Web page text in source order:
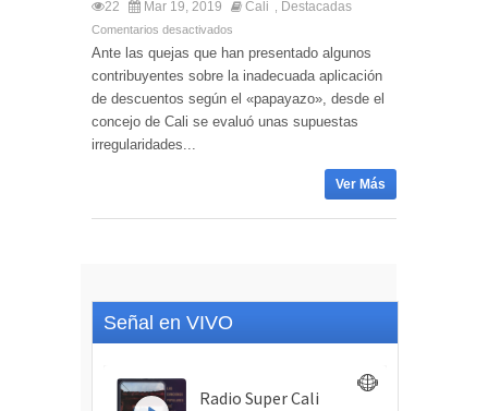
22 Mar 19, 2019 Cali Destacadas
Comentarios desactivados
Ante las quejas que han presentado algunos
contribuyentes sobre la inadecuada aplicación
de descuentos según el «papayazo», desde el
concejo de Cali se evaluó unas supuestas
irregularidades...
Ver Más
Señal en VIVO